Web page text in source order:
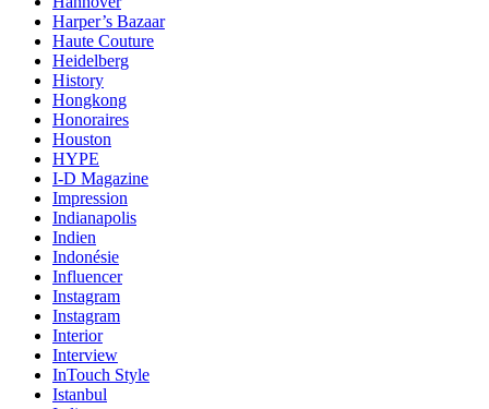
Harper’s Bazaar
Haute Couture
Heidelberg
History
Hongkong
Honoraires
Houston
HYPE
I-D Magazine
Impression
Indianapolis
Indien
Indonésie
Influencer
Instagram
Instagram
Interior
Interview
InTouch Style
Istanbul